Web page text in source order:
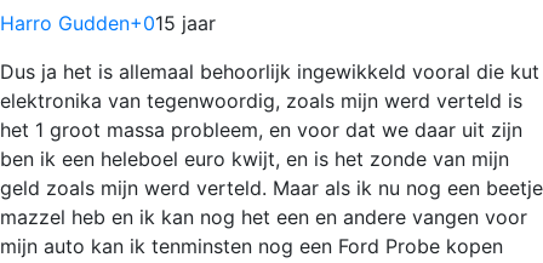
Harro Gudden+015 jaar
Dus ja het is allemaal behoorlijk ingewikkeld vooral die kut
elektronika van tegenwoordig, zoals mijn werd verteld is
het 1 groot massa probleem, en voor dat we daar uit zijn
ben ik een heleboel euro kwijt, en is het zonde van mijn
geld zoals mijn werd verteld. Maar als ik nu nog een beetje
mazzel heb en ik kan nog het een en andere vangen voor
mijn auto kan ik tenminsten nog een Ford Probe kopen